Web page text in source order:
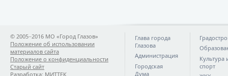
© 2005−2016 МО «Город Глазов»
Положение об использовании
материалов сайта
Положение о конфиденциальности
Старый сайт
Разработка: МИТТЕК
Глава города
Глазова
Администрация
Городская
Дума
Культура
спорт